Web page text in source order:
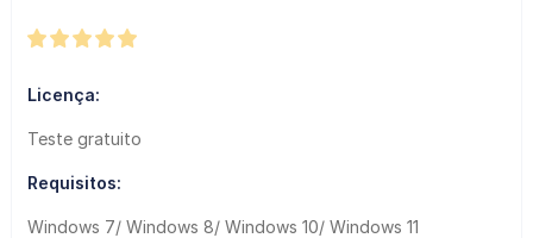
Licença:
Teste gratuito
Requisitos:
Windows 7/ Windows 8/ Windows 10/ Windows 11